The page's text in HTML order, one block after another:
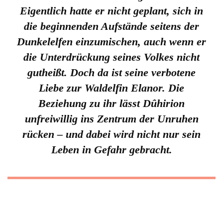
Eigentlich hatte er nicht geplant, sich in
die beginnenden Aufstände seitens der
Dunkelelfen einzumischen, auch wenn er
die Unterdrückung seines Volkes nicht
gutheißt. Doch da ist seine verbotene
Liebe zur Waldelfin Elanor. Die
Beziehung zu ihr lässt Dûhirion
unfreiwillig ins Zentrum der Unruhen
rücken – und dabei wird nicht nur sein
Leben in Gefahr gebracht.